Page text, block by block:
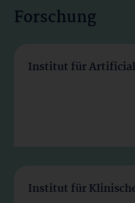
Forschung
Institut für
Institut für